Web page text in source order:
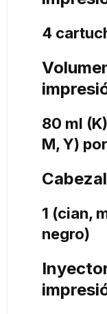
4
80 ml
M, Y)
1 (cian,
negro)